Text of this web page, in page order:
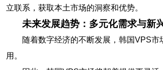
立联系，获取本土市场的洞察和优势。
未来发展趋势：多元化需求与新
随着数字经济的不断发展，韩国VPS
用。